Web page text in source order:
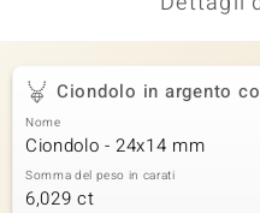
Ciondolo in argento
Nome
Ciondolo - 24x14 mm
Somma del peso in carati
6,029 ct